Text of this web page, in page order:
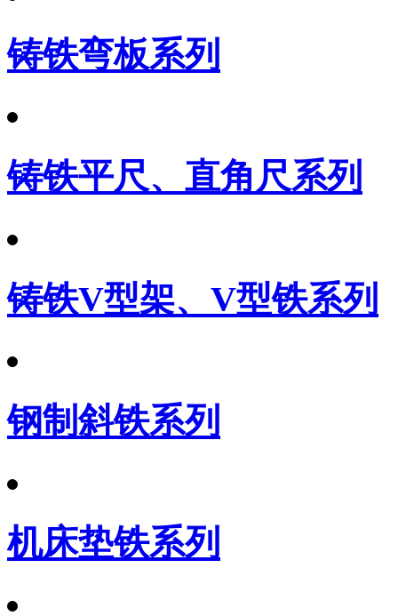
铸铁弯板系列
铸铁平尺、直角尺系列
铸铁V型架、V型铁系列
钢制斜铁系列
机床垫铁系列